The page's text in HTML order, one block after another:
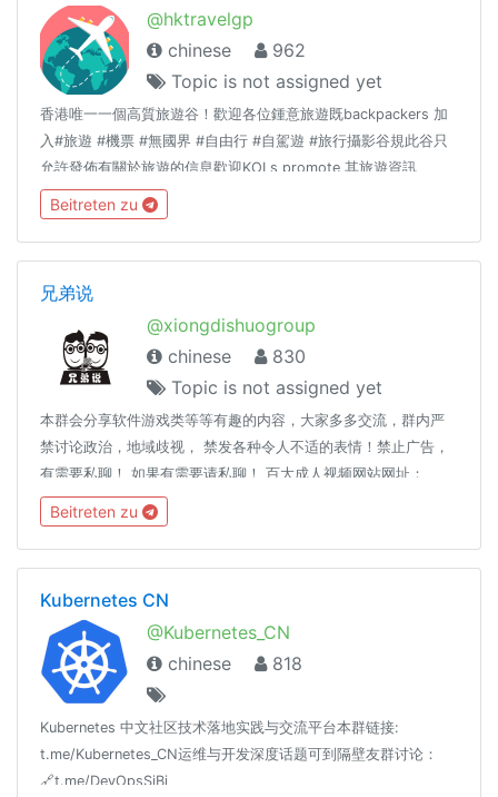
@hktravelgp
chinese
962
Topic is not assigned yet
香港唯一一個高質旅遊谷！歡迎各位鍾意旅遊既backpackers 加
入#旅遊 #機票 #無國界 #自由行 #自駕遊 #旅行攝影谷規此谷只
允許發佈有關於旅遊的信息歡迎KOLs promote 其旅遊資訊
Admin 們尊重大家既言論自由但同一時間請大家唔好瘋狂洗版或
者post 一啲對其他谷友構成騷擾既msg🙈
Beitreten zu
兄弟说
@xiongdishuogroup
chinese
830
Topic is not assigned yet
本群会分享软件游戏类等等有趣的内容，大家多多交流，群内严
禁讨论政治，地域歧视， 禁发各种令人不适的表情！禁止广告，
有需要私聊！ 如果有需要请私聊！ 百大成人视频网站网址：
https://www.lanzous.com/i32h3hc (此视频专辑在youtube上被
无理由禁播，所以改在TG频道里更新，请大家多多关注）我的TG
频道：https://t.me/xiongdishuochannel 我的Youtube频道：
😄😄
Beitreten zu
Kubernetes CN
@Kubernetes_CN
chinese
818
Kubernetes 中文社区技术落地实践与交流平台本群链接:
t.me/Kubernetes_CN运维与开发深度话题可到隔壁友群讨论：
🔗t.me/DevOpsSiBi